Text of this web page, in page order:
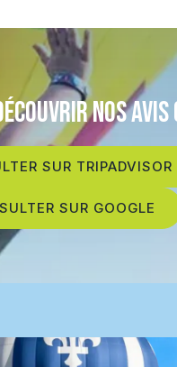
NOS
SUR TRIPADVISOR
SUR GOOGLE